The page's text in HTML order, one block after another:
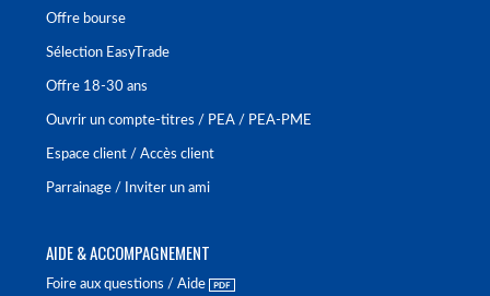
Offre bourse
Sélection EasyTrade
Offre 18-30 ans
Ouvrir un compte-titres / PEA / PEA-PME
Espace client / Accès client
Parrainage / Inviter un ami
AIDE & ACCOMPAGNEMENT
Foire aux questions / Aide